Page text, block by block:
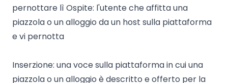
pernottare lì Ospite: l'utente che affitta una
piazzola o un alloggio da un host sulla piattaforma
e vi pernotta
Inserzione: una voce sulla piattaforma in cui una
piazzola o un alloggio è descritto e offerto per la